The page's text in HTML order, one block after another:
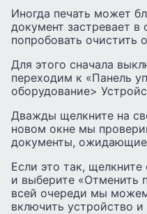
Иногда печать может
документ застревает в
попробовать очистить
Для этого сначала
переходим к «Панель
оборудование>
Дважды щелкните на
новом окне мы
документы, ожидающие
Если это так,
и выберите «Отменить
всей очереди мы
включить устройство и